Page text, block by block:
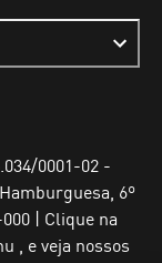
0001-02 -
6º
| Clique na
, e veja nossos